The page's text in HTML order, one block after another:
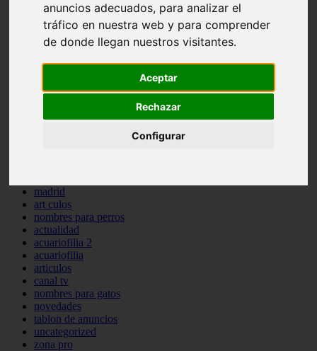
anuncios adecuados, para analizar el
tráfico en nuestra web y para comprender
de donde llegan nuestros visitantes.
Aceptar
Rechazar
Configurar
comercios
estanques
viajar
cr a
especies invasoras
madrid
art culos
nombres para perros
actualidad
acuariofilia 2
acuariofilia
articulos
canal tv
nombres para gatos
novedades
tablon de anuncios
uncategorized
zona pro